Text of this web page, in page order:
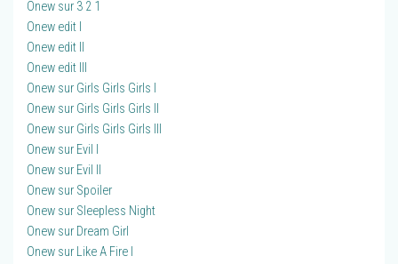
Onew sur 3 2 1
Onew edit I
Onew edit II
Onew edit III
Onew sur Girls Girls Girls I
Onew sur Girls Girls Girls II
Onew sur Girls Girls Girls III
Onew sur Evil I
Onew sur Evil II
Onew sur Spoiler
Onew sur Sleepless Night
Onew sur Dream Girl
Onew sur Like A Fire I